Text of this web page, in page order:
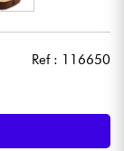
Ref : 116650